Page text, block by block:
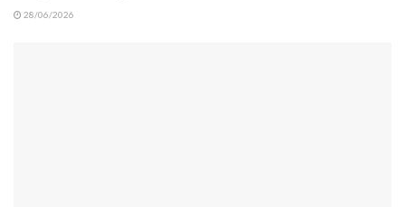
28/06/2026